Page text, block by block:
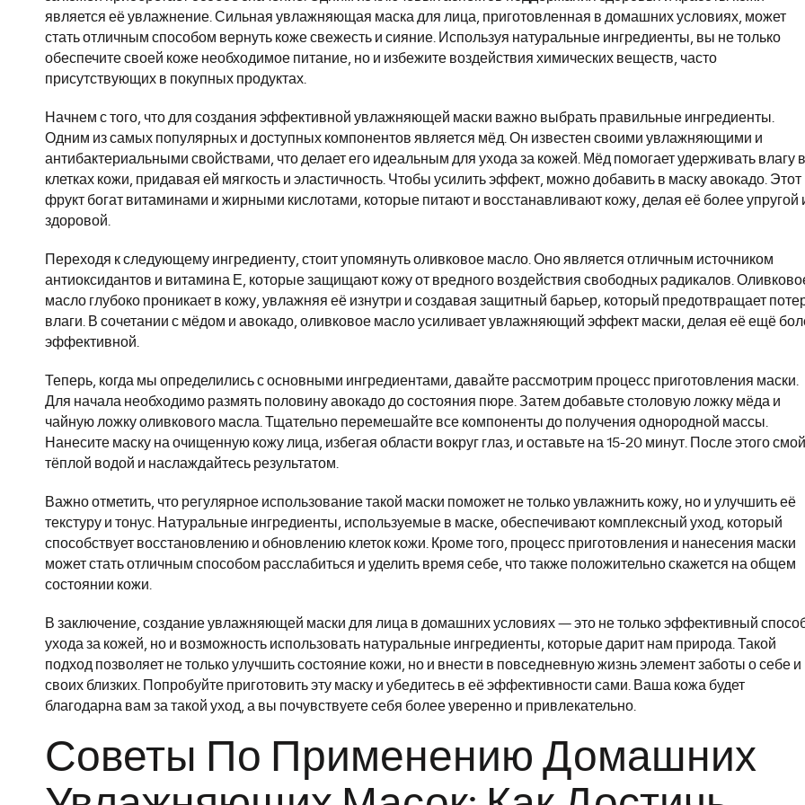
является её увлажнение. Сильная увлажняющая маска для лица, приготовленная в домашних условиях, может
стать отличным способом вернуть коже свежесть и сияние. Используя натуральные ингредиенты, вы не только
обеспечите своей коже необходимое питание, но и избежите воздействия химических веществ, часто
присутствующих в покупных продуктах.
Начнем с того, что для создания эффективной увлажняющей маски важно выбрать правильные ингредиенты.
Одним из самых популярных и доступных компонентов является мёд. Он известен своими увлажняющими и
антибактериальными свойствами, что делает его идеальным для ухода за кожей. Мёд помогает удерживать влагу в
клетках кожи, придавая ей мягкость и эластичность. Чтобы усилить эффект, можно добавить в маску авокадо. Этот
фрукт богат витаминами и жирными кислотами, которые питают и восстанавливают кожу, делая её более упругой
здоровой.
Переходя к следующему ингредиенту, стоит упомянуть оливковое масло. Оно является отличным источником
антиоксидантов и витамина Е, которые защищают кожу от вредного воздействия свободных радикалов.
масло глубоко проникает в кожу, увлажняя её изнутри и создавая защитный барьер, который предотвращает
влаги. В сочетании с мёдом и авокадо, оливковое масло усиливает увлажняющий эффект маски, делая её ещё
эффективной.
Теперь, когда мы определились с основными ингредиентами, давайте рассмотрим процесс приготовления маски.
Для начала необходимо размять половину авокадо до состояния пюре. Затем добавьте столовую ложку мёда и
чайную ложку оливкового масла. Тщательно перемешайте все компоненты до получения однородной массы.
Нанесите маску на очищенную кожу лица, избегая области вокруг глаз, и оставьте на 15-20 минут. После этого
тёплой водой и наслаждайтесь результатом.
Важно отметить, что регулярное использование такой маски поможет не только увлажнить кожу, но и улучшить её
текстуру и тонус. Натуральные ингредиенты, используемые в маске, обеспечивают комплексный уход, который
способствует восстановлению и обновлению клеток кожи. Кроме того, процесс приготовления и нанесения маски
может стать отличным способом расслабиться и уделить время себе, что также положительно скажется на общем
состоянии кожи.
В заключение, создание увлажняющей маски для лица в домашних условиях — это не только эффективный
ухода за кожей, но и возможность использовать натуральные ингредиенты, которые дарит нам природа. Такой
подход позволяет не только улучшить состояние кожи, но и внести в повседневную жизнь элемент заботы о себе и
своих близких. Попробуйте приготовить эту маску и убедитесь в её эффективности сами. Ваша кожа будет
благодарна вам за такой уход, а вы почувствуете себя более уверенно и привлекательно.
Советы По Применению Домашних